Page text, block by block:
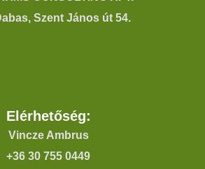
Szent János út 54.
Elérhetőség:
Vincze Ambrus
+36 30 755 0449